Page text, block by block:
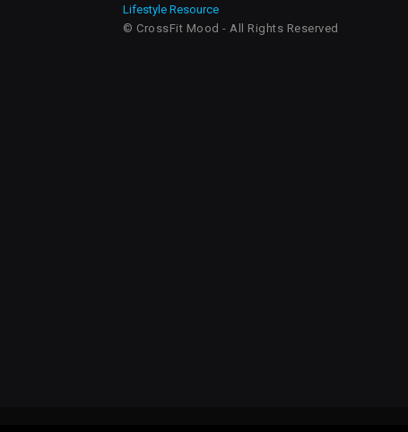
© CrossFit Mood - All Rights Reserved